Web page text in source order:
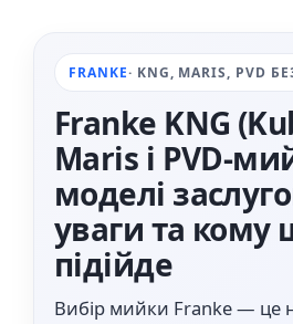
FRANKE· KNG, MARIS, PVD
Franke KNG
Maris і PVD-
моделі
уваги та кому
підійде
Вибір мийки Franke — це